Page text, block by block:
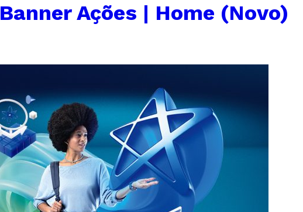
Banner Ações | Home (Novo)